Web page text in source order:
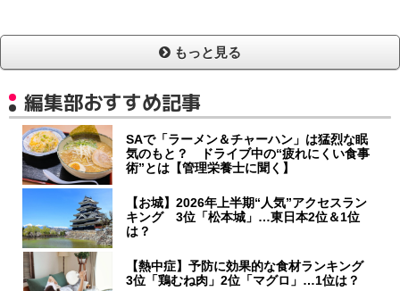
もっと見る
編集部おすすめ記事
SAで「ラーメン＆チャーハン」は猛烈な眠
気のもと？ ドライブ中の“疲れにくい食事
術”とは【管理栄養士に聞く】
【お城】2026年上半期“人気”アクセスラン
キング 3位「松本城」…東日本2位＆1位
は？
【熱中症】予防に効果的な食材ランキング
3位「鶏むね肉」2位「マグロ」…1位は？